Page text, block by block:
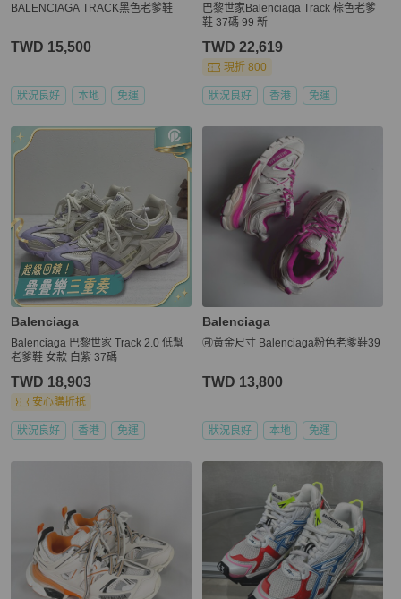
BALENCIAGA TRACK黑色老爹鞋
TWD 15,500
狀況良好 本地 免運
巴黎世家Balenciaga Track 棕色老爹
鞋 37碼 99 新
TWD 22,619
現折 800
狀況良好 香港 免運
Balenciaga
Balenciaga 巴黎世家 Track 2.0 低幫
老爹鞋 女款 白紫 37碼
TWD 18,903
安心購折抵
狀況良好 香港 免運
Balenciaga
🉑黃金尺寸 Balenciaga粉色老爹鞋39
TWD 13,800
狀況良好 本地 免運